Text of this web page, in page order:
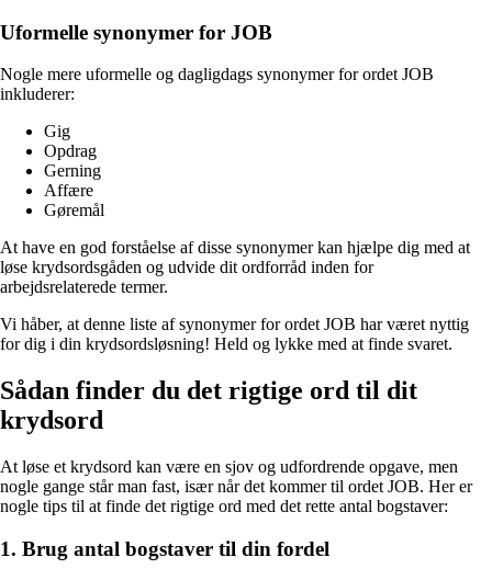
Uformelle synonymer for JOB
Nogle mere uformelle og dagligdags synonymer for ordet JOB
inkluderer:
Gig
Opdrag
Gerning
Affære
Gøremål
At have en god forståelse af disse synonymer kan hjælpe dig med at
løse krydsordsgåden og udvide dit ordforråd inden for
arbejdsrelaterede termer.
Vi håber, at denne liste af synonymer for ordet JOB har været nyttig
for dig i din krydsordsløsning! Held og lykke med at finde svaret.
Sådan finder du det rigtige ord til dit
krydsord
At løse et krydsord kan være en sjov og udfordrende opgave, men
nogle gange står man fast, især når det kommer til ordet JOB. Her er
nogle tips til at finde det rigtige ord med det rette antal bogstaver:
1. Brug antal bogstaver til din fordel